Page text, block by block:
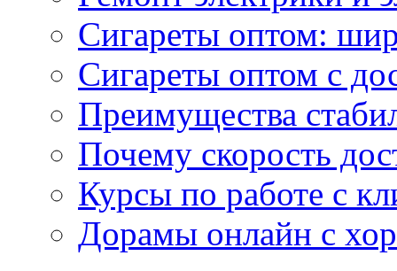
Сигареты оптом:
Сигареты оптом с
Преимущества
Почему скорость
Курсы по работе с
Дорамы онлайн с